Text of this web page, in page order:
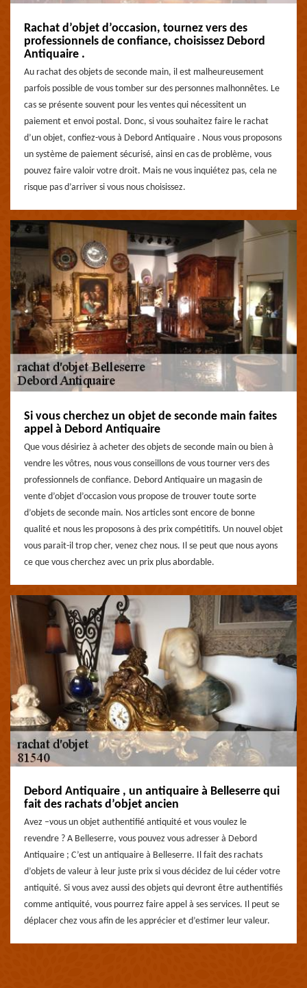
Rachat d’objet d’occasion, tournez vers des
professionnels de confiance, choisissez Debord
Antiquaire .
Au rachat des objets de seconde main, il est malheureusement
parfois possible de vous tomber sur des personnes malhonnêtes. Le
cas se présente souvent pour les ventes qui nécessitent un
paiement et envoi postal. Donc, si vous souhaitez faire le rachat
d’un objet, confiez-vous à Debord Antiquaire . Nous vous proposons
un système de paiement sécurisé, ainsi en cas de problème, vous
pouvez faire valoir votre droit. Mais ne vous inquiétez pas, cela ne
risque pas d’arriver si vous nous choisissez.
Si vous cherchez un objet de seconde main faites
appel à Debord Antiquaire
Que vous désiriez à acheter des objets de seconde main ou bien à
vendre les vôtres, nous vous conseillons de vous tourner vers des
professionnels de confiance. Debord Antiquaire un magasin de
vente d’objet d’occasion vous propose de trouver toute sorte
d’objets de seconde main. Nos articles sont encore de bonne
qualité et nous les proposons à des prix compétitifs. Un nouvel objet
vous parait-il trop cher, venez chez nous. Il se peut que nous ayons
ce que vous cherchez avec un prix plus abordable.
Debord Antiquaire , un antiquaire à Belleserre qui
fait des rachats d’objet ancien
Avez –vous un objet authentifié antiquité et vous voulez le
revendre ? A Belleserre, vous pouvez vous adresser à Debord
Antiquaire ; C’est un antiquaire à Belleserre. Il fait des rachats
d’objets de valeur à leur juste prix si vous décidez de lui céder votre
antiquité. Si vous avez aussi des objets qui devront être authentifiés
comme antiquité, vous pourrez faire appel à ses services. Il peut se
déplacer chez vous afin de les apprécier et d’estimer leur valeur.